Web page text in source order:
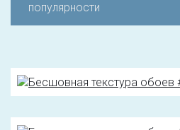
популярности